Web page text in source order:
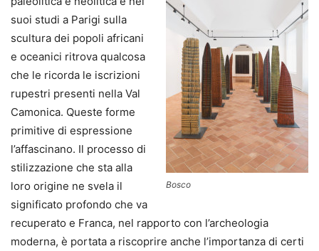
Bosco
suoi studi a Parigi sulla
scultura dei popoli africani
e oceanici ritrova qualcosa
che le ricorda le iscrizioni
rupestri presenti nella Val
Camonica. Queste forme
primitive di espressione
l’affascinano. Il processo di
stilizzazione che sta alla
loro origine ne svela il
significato profondo che va
recuperato e Franca, nel rapporto con l’archeologia
moderna, è portata a riscoprire anche l’importanza di certi